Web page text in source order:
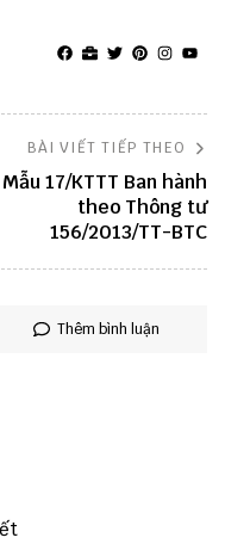
BÀI VIẾT TIẾP THEO
Mẫu 17/KTTT Ban hành
theo Thông tư
156/2013/TT-BTC
Thêm bình luận